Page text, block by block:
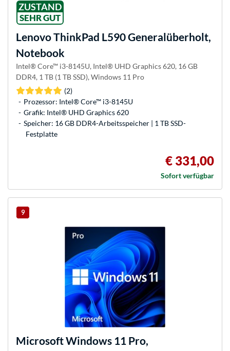
ZUSTAND
SEHR GUT
LenovoThinkPad L590 Generalüberholt,
Notebook
Intel® Core™ i3-8145U, Intel® UHD Graphics 620, 16 GB
DDR4, 1 TB (1 TB SSD), Windows 11 Pro
(2)
Prozessor: Intel® Core™ i3-8145U
Grafik: Intel® UHD Graphics 620
Speicher: 16 GB DDR4-Arbeitsspeicher | 1 TB SSD-
Festplatte
€ 331,00
Sofort verfügbar
9
MicrosoftWindows 11 Pro,